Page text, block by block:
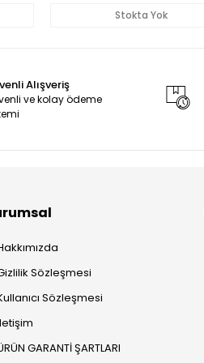
Stokta Yok
Alışveriş
ve kolay ödeme
Sözleşmesi
Sözleşmesi
GARANTİ ŞARTLARI